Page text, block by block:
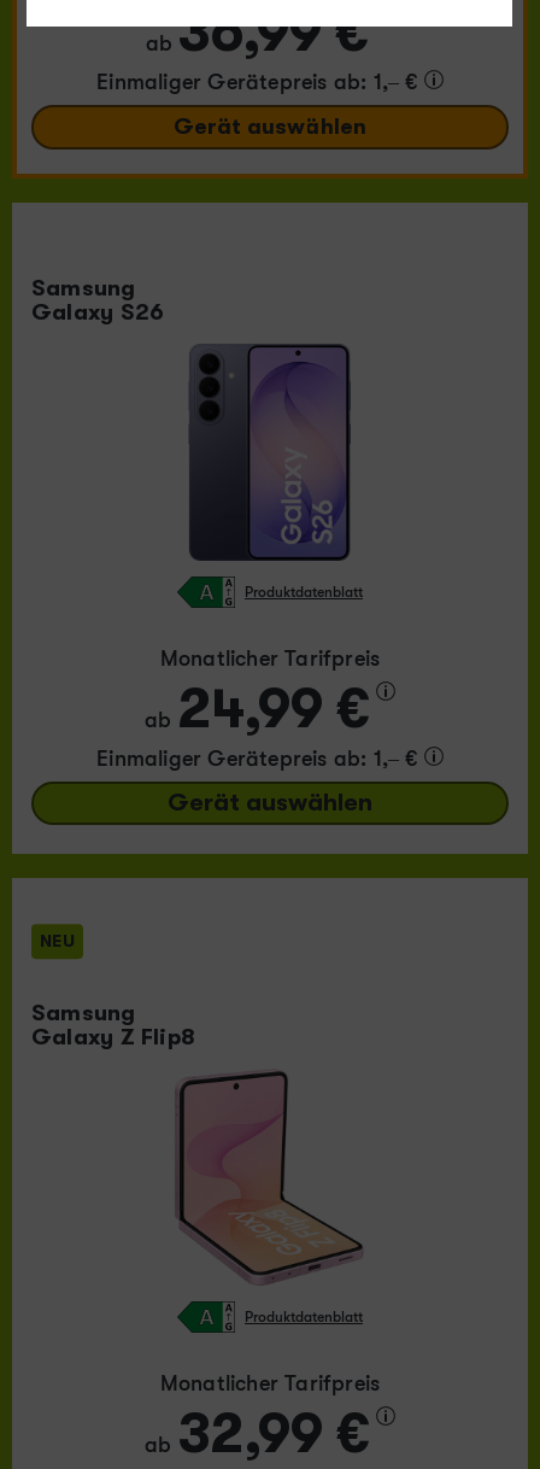
ab 36,99 €
Einmaliger Gerätepreis ab: 1,– €
Gerät auswählen
Samsung
Galaxy S26
Produktdatenblatt
Monatlicher Tarifpreis
ab 24,99 €
Einmaliger Gerätepreis ab: 1,– €
Gerät auswählen
NEU
Samsung
Galaxy Z Flip8
Produktdatenblatt
Monatlicher Tarifpreis
ab 32,99 €